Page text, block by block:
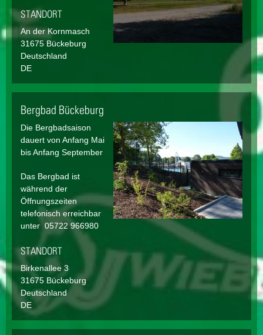
STANDORT
An der Kornmasch
31675 Bückeburg
Deutschland
DE
Bergbad Bückeburg
Die Bergbadsaison
dauert von Anfang Mai
bis Anfang September
Das Bergbad ist
während der
Öffnungszeiten
telefonisch erreichbar
unter 05722 966980
STANDORT
Birkenallee 3
31675 Bückeburg
Deutschland
DE